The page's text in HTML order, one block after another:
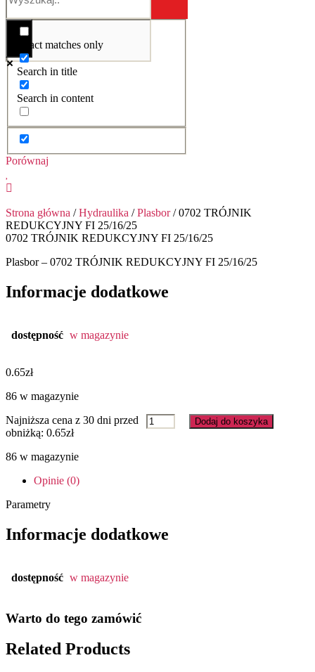
Exact matches only
Search in title
Search in content
Porównaj
Strona główna /Hydraulika /Plasbor/ 0702 TRÓJNIK
REDUKCYJNY FI 25/16/25
0702 TRÓJNIK REDUKCYJNY FI 25/16/25
Plasbor – 0702 TRÓJNIK REDUKCYJNY FI 25/16/25
Informacje dodatkowe
dostępność w magazynie
0.65zł
86 w magazynie
Najniższa cena z 30 dni przed
obniżką: 0.65zł
ilość
0702
Dodaj do koszyka
86 w magazynie
Opinie (0)
Parametry
Informacje dodatkowe
dostępność w magazynie
Warto do tego zamówić
Related Products